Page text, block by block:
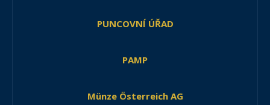
PUNCOVNÍ ÚŘAD
PAMP
Münze Österreich AG